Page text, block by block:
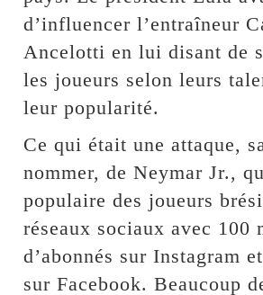
d’influencer l’entraîneur
Ancelotti en lui disant de
les joueurs selon leurs
leur popularité.
Ce qui était une attaque,
nommer, de Neymar Jr.,
populaire des joueurs
réseaux sociaux avec 100
d’abonnés sur Instagram
sur Facebook. Beaucoup